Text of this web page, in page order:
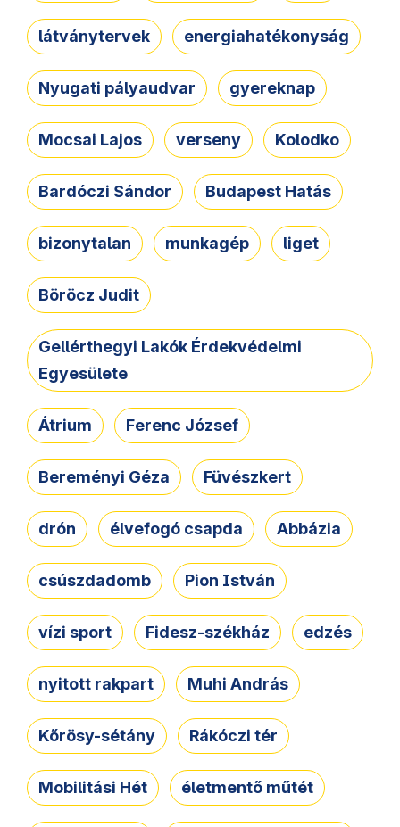
látványtervek energiahatékonyság
Nyugati pályaudvar gyereknap
Mocsai Lajos verseny Kolodko
Bardóczi Sándor Budapest Hatás
bizonytalan munkagép liget
Böröcz Judit
Gellérthegyi Lakók Érdekvédelmi
Egyesülete
Átrium Ferenc József
Bereményi Géza Füvészkert
drón élvefogó csapda Abbázia
csúszdadomb Pion István
vízi sport Fidesz-székház edzés
nyitott rakpart Muhi András
Kőrösy-sétány Rákóczi tér
Mobilitási Hét életmentő műtét